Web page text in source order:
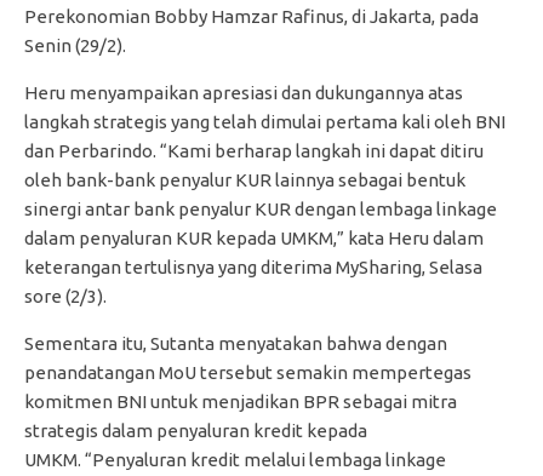
Perekonomian Bobby Hamzar Rafinus, di Jakarta, pada
Senin (29/2).
Heru menyampaikan apresiasi dan dukungannya atas
langkah strategis yang telah dimulai pertama kali oleh BNI
dan Perbarindo. “Kami berharap langkah ini dapat ditiru
oleh bank-bank penyalur KUR lainnya sebagai bentuk
sinergi antar bank penyalur KUR dengan lembaga linkage
dalam penyaluran KUR kepada UMKM,” kata Heru dalam
keterangan tertulisnya yang diterima MySharing, Selasa
sore (2/3).
Sementara itu, Sutanta menyatakan bahwa dengan
penandatangan MoU tersebut semakin mempertegas
komitmen BNI untuk menjadikan BPR sebagai mitra
strategis dalam penyaluran kredit kepada
UMKM. “Penyaluran kredit melalui lembaga linkage